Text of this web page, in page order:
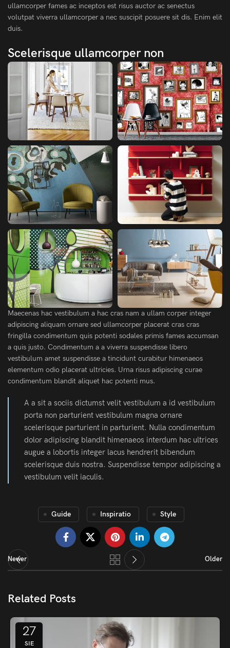
ullamcorper fames ac inceptos est risus auctor ac senectus
volutpat viverra ullamcorper a nec suscipit posuere sit dis. Enim elit
duis.
Scelerisque ullamcorper non
Maecenas hac vestibulum a hac cras nam a ullam corper integer
adipiscing aliquam ornare sed ullamcorper placerat cras cras
fringilla condimentum quis potenti sodales primis fames accumsan
a quis justo. Condimentum a a viverra suspendisse libero
vestibulum amet suspendisse a tincidunt curabitur himenaeos
elementum odio placerat ultricies. Urna risus adipiscing curae
condimentum blandit aliquet hac potenti mus.
A a sit a sociis dictumst velit vestibulum a id vestibulum
porta non parturient vestibulum magna ornare
scelerisque parturient in parturient. Nulla condimentum
dolor adipiscing blandit himenaeos interdum hac ultrices
augue a lobortis integer lacus hendrerit bibendum
scelerisque duis nostra. Suspendisse tempor adipiscing a
vestibulum velit iaculis.
Guide Inspiratio Style
Newer Older
Related Posts
27
SIE